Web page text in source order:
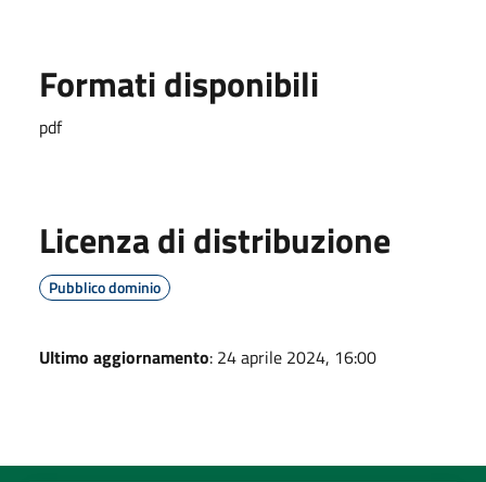
Formati disponibili
pdf
Licenza di distribuzione
Pubblico dominio
Ultimo aggiornamento: 24 aprile 2024, 16:00